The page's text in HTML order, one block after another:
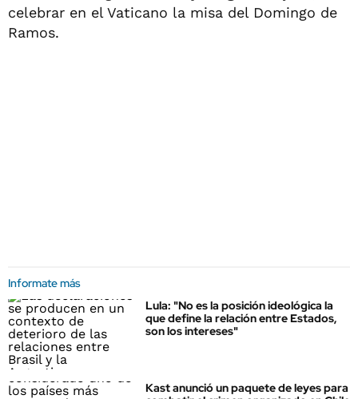
celebrar en el Vaticano la misa del Domingo de
Ramos.
Informate más
Lula: "No es la posición ideológica la
que define la relación entre Estados,
son los intereses"
Kast anunció un paquete de leyes para